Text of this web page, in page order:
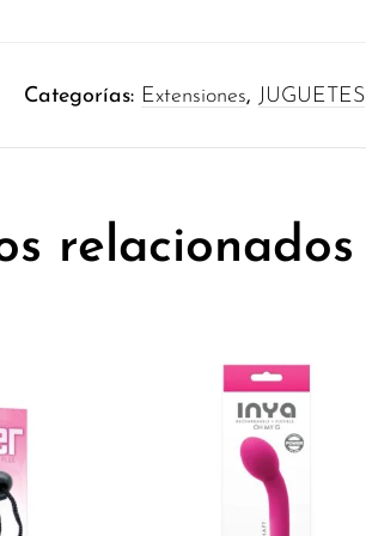
Categorías: Extensiones, JUGUETES
relacionados